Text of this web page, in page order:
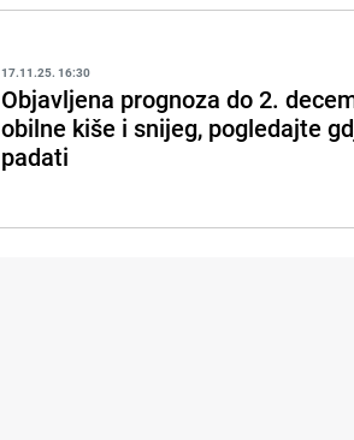
17.11.25. 16:30
Objavljena prognoza do 2.
obilne kiše i snijeg, pogledajte
padati